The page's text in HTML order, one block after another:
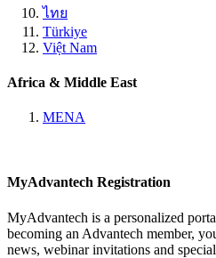
ไทย
Türkiye
Việt Nam
Africa & Middle East
MENA
MyAdvantech Registration
MyAdvantech is a personalized
becoming an Advantech member,
news, webinar invitations and